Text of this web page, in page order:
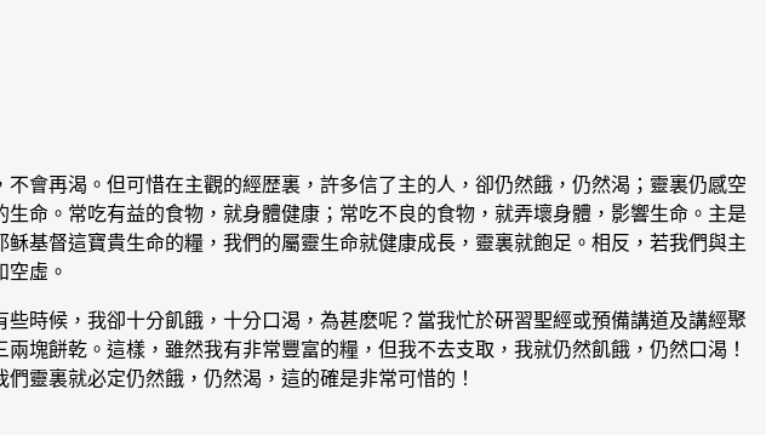
再渴。但可惜在主觀的經歴裏，許多信了主的人，卻仍然餓，仍然渴；靈裏仍感空
命。常吃有益的食物，就身體健康；常吃不良的食物，就弄壞身體，影響生命。主是
基督這寶貴生命的糧，我們的屬靈生命就健康成長，靈裏就飽足。相反，若我們與主
虛。
候，我卻十分飢餓，十分口渴，為甚麽呢？當我忙於硏習聖經或預備講道及講經聚
塊餅乾。這樣，雖然我有非常豐富的糧，但我不去支取，我就仍然飢餓，仍然口渴！
靈裏就必定仍然餓，仍然渴，這的確是非常可惜的！